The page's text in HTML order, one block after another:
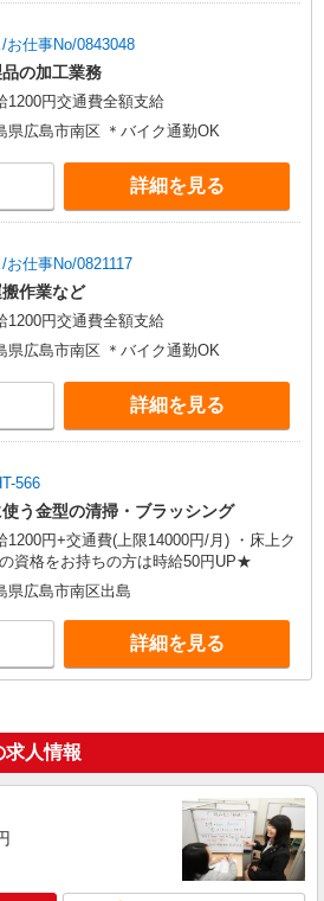
仕事No/0843048
の加工業務
1200円交通費全額支給
県広島市南区 ＊バイク通勤OK
詳細を見る
仕事No/0821117
作業など
1200円交通費全額支給
県広島市南区 ＊バイク通勤OK
詳細を見る
566
う金型の清掃・ブラッシング
1200円+交通費(上限14000円/月) ・床上ク
資格をお持ちの方は時給50円UP★
県広島市南区出島
詳細を見る
求人情報